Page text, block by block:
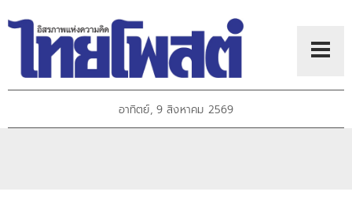
อาทิตย์, 9 สิงหาคม 2569